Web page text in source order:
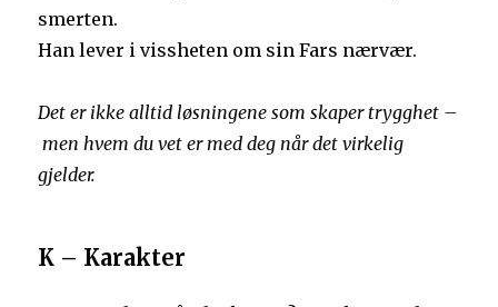
smerten.
Han lever i vissheten om sin Fars nærvær.
Det er ikke alltid løsningene som skaper trygghet –
men hvem du vet er med deg når det virkelig
gjelder.
K – Karakter